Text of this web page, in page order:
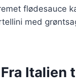
flødesauce
med
Italien